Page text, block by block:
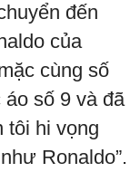
đến
của
cùng số
áo số 9 và đã
tôi hi vọng
Ronaldo”.